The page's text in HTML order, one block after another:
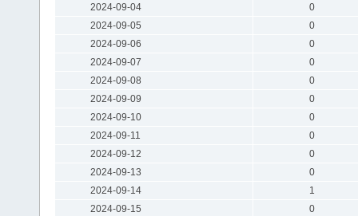
2024-09-04
0
2024-09-05
0
2024-09-06
0
2024-09-07
0
2024-09-08
0
2024-09-09
0
2024-09-10
0
2024-09-11
0
2024-09-12
0
2024-09-13
0
2024-09-14
1
2024-09-15
0